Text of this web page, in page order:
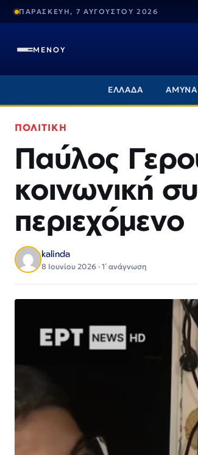
ΠΑΡΑΣΚΕΥΗ, 7 ΑΥΓΟΥΣΤΟΥ 2026
ΜΕΝΟΥ
ΕΛΛΑΔΑ ΑΜΥΝΑ
ΠΟΛΙΤΙΚΗ
Παύλος
κοινωνική
περιεχόμενο
kalinda
8 Ιουνίου 2026 · 1΄ ανάγνωση